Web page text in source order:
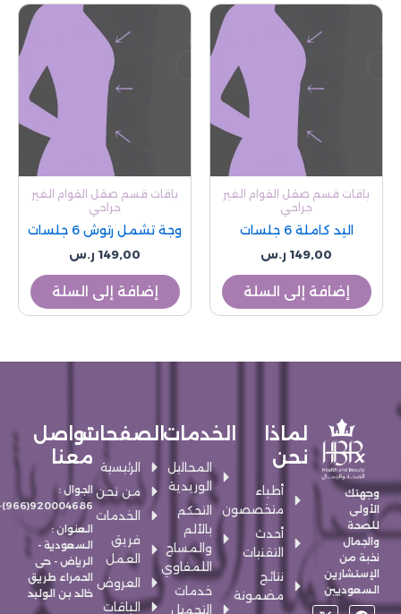
باقات قسم صقل القوام الغير
جراحي
اليد كاملة 6 جلسات
149,00 ر.س
إضافة إلى السلة
باقات قسم صقل القوام الغير
جراحي
وجة تشمل رتوش 6 جلسات
149,00 ر.س
إضافة إلى السلة
وجهتك
الأولى
للصحة
والجمال
نخبة من
الإستشارين
السعوديين
F
X
I
S E
لماذا
نحن
أطباء
متخصصون
أحدث
التقنيات
نتائج
مضمونة
الخدمات
المحاليل
الوريدية
التحكم
بالألم
والمساج
اللمفاوي
خدمات
التجميل
الصفحات
الرئيسية
من نحن
الخدمات
فريق
العمل
العروض
الباقات
تواصل
معنا
الجوال :
920004686(966)+
العنوان :
السعودية -
الرياض - حى
الحمراء طريق
خالد بن الوليد